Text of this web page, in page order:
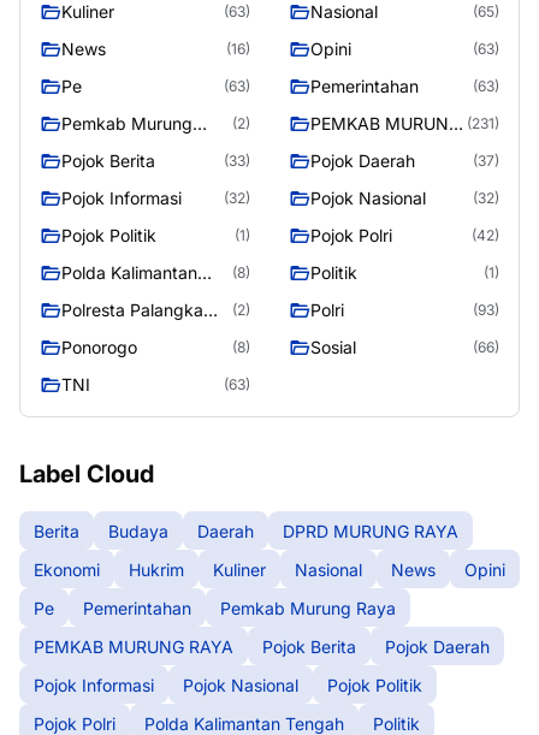
Kuliner (63) Nasional (65)
News (16) Opini (63)
Pe (63) Pemerintahan (63)
Pemkab Murung
(2)
PEMKAB MURUNG (231)
Pojok Berita (33) Pojok Daerah (37)
Pojok Informasi (32) Pojok Nasional (32)
Pojok Politik (1) Pojok Polri (42)
Polda Kalimantan
(8) Politik (1)
Polresta Palangka
(2) Polri (93)
Ponorogo (8) Sosial (66)
TNI (63)
Label Cloud
Berita Budaya Daerah
DPRD MURUNG RAYA
Ekonomi
Hukrim Kuliner Nasional News
Opini
Pe
Pemerintahan
Pemkab Murung Raya
PEMKAB MURUNG RAYA
Pojok Berita
Pojok Daerah
Pojok Informasi
Pojok Nasional
Pojok Politik
Pojok Polri
Polda Kalimantan Tengah
Politik